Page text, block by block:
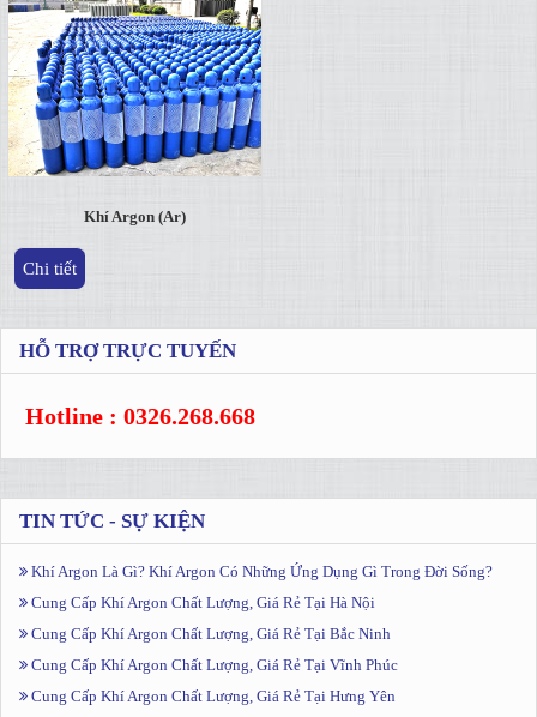
Khí Argon (Ar)
Chi tiết
HỖ TRỢ TRỰC TUYẾN
Hotline : 0326.268.668
TIN TỨC - SỰ KIỆN
Khí Argon Là Gì? Khí Argon Có Những Ứng Dụng Gì Trong Đời Sống?
Cung Cấp Khí Argon Chất Lượng, Giá Rẻ Tại Hà Nội
Cung Cấp Khí Argon Chất Lượng, Giá Rẻ Tại Bắc Ninh
Cung Cấp Khí Argon Chất Lượng, Giá Rẻ Tại Vĩnh Phúc
Cung Cấp Khí Argon Chất Lượng, Giá Rẻ Tại Hưng Yên